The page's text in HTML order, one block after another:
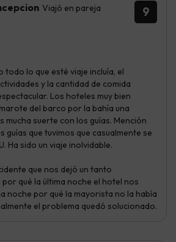
9
Viajó en pareja
todo lo que esté viaje incluía, el
y la cantidad de comida
Los hoteles muy bien
del barco por la bahía una
mucha suerte con los guías. Mención
guías que tuvimos que casualmente se
Ha sido un viaje inolvidable.
que nos dejó un tanto
qué la última noche el hotel nos
noche por qué la mayorista no la había
el problema quedó solucionado.